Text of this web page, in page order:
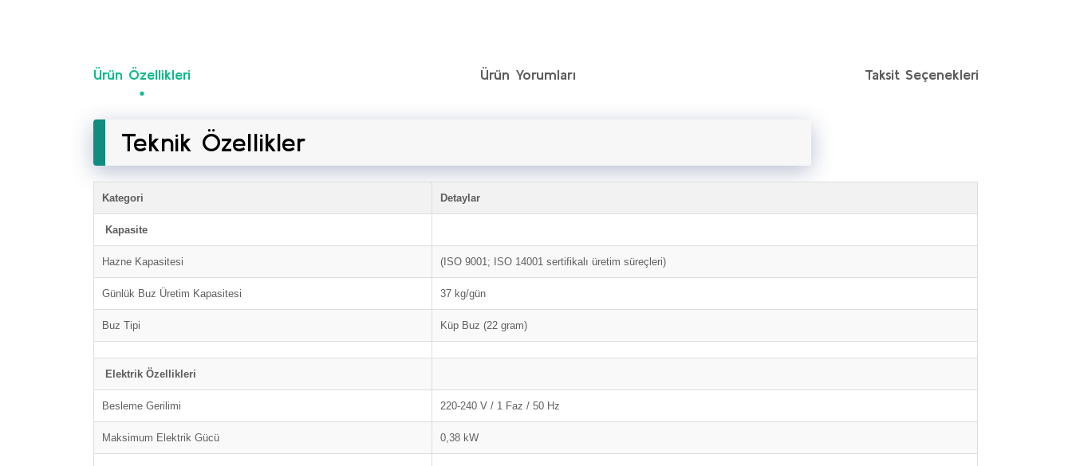
Ürün Özellikleri Ürün Yorumları Taksit Seçenekleri
Teknik Özellikler
Kategori Detaylar
Kapasite
Hazne Kapasitesi (ISO 9001; ISO 14001 sertifikalı üretim süreçleri)
Günlük Buz Üretim Kapasitesi 37 kg/gün
Buz Tipi Küp Buz (22 gram)
Elektrik Özellikleri
Besleme Gerilimi 220-240 V / 1 Faz / 50 Hz
Maksimum Elektrik Gücü 0,38 kW